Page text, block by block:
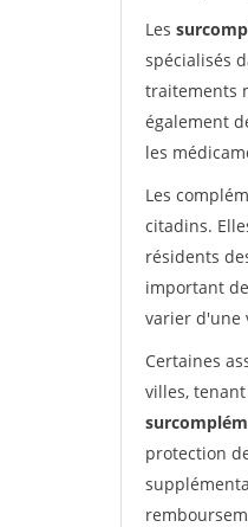
Les
spécialisés
traitements
également
les
Les
citadins.
résidents
important
varier d'une
Certaines
villes,
protection